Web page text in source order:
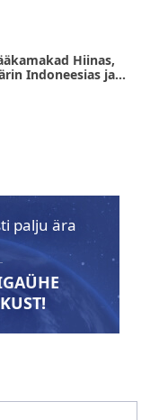
Hiinas,
Indoneesias ja
palju ära